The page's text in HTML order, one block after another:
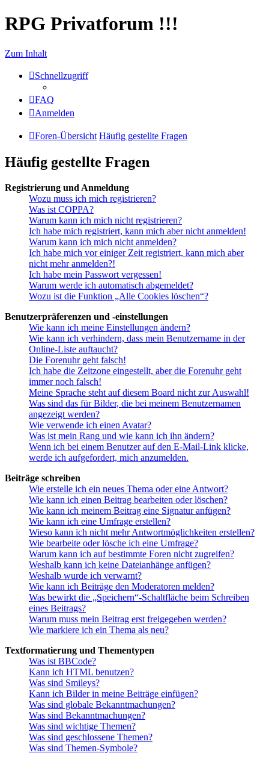
RPG Privatforum !!!
Zum Inhalt
Schnellzugriff
FAQ
Anmelden
Foren-Übersicht Häufig gestellte Fragen
Häufig gestellte Fragen
Registrierung und Anmeldung
Wozu muss ich mich registrieren?
Was ist COPPA?
Warum kann ich mich nicht registrieren?
Ich habe mich registriert, kann mich aber nicht anmelden!
Warum kann ich mich nicht anmelden?
Ich habe mich vor einiger Zeit registriert, kann mich aber
nicht mehr anmelden?!
Ich habe mein Passwort vergessen!
Warum werde ich automatisch abgemeldet?
Wozu ist die Funktion „Alle Cookies löschen“?
Benutzerpräferenzen und -einstellungen
Wie kann ich meine Einstellungen ändern?
Wie kann ich verhindern, dass mein Benutzername in der
Online-Liste auftaucht?
Die Forenuhr geht falsch!
Ich habe die Zeitzone eingestellt, aber die Forenuhr geht
immer noch falsch!
Meine Sprache steht auf diesem Board nicht zur Auswahl!
Was sind das für Bilder, die bei meinem Benutzernamen
angezeigt werden?
Wie verwende ich einen Avatar?
Was ist mein Rang und wie kann ich ihn ändern?
Wenn ich bei einem Benutzer auf den E-Mail-Link klicke,
werde ich aufgefordert, mich anzumelden.
Beiträge schreiben
Wie erstelle ich ein neues Thema oder eine Antwort?
Wie kann ich einen Beitrag bearbeiten oder löschen?
Wie kann ich meinem Beitrag eine Signatur anfügen?
Wie kann ich eine Umfrage erstellen?
Wieso kann ich nicht mehr Antwortmöglichkeiten erstellen?
Wie bearbeite oder lösche ich eine Umfrage?
Warum kann ich auf bestimmte Foren nicht zugreifen?
Weshalb kann ich keine Dateianhänge anfügen?
Weshalb wurde ich verwarnt?
Wie kann ich Beiträge den Moderatoren melden?
Was bewirkt die „Speichern“-Schaltfläche beim Schreiben
eines Beitrags?
Warum muss mein Beitrag erst freigegeben werden?
Wie markiere ich ein Thema als neu?
Textformatierung und Thementypen
Was ist BBCode?
Kann ich HTML benutzen?
Was sind Smileys?
Kann ich Bilder in meine Beiträge einfügen?
Was sind globale Bekanntmachungen?
Was sind Bekanntmachungen?
Was sind wichtige Themen?
Was sind geschlossene Themen?
Was sind Themen-Symbole?